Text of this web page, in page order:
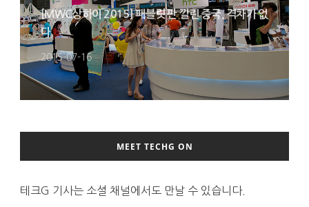
[MWC상하이 2015] 패블릿 판 깔린 중국, 격차가 없
다
2015-07-16
MEET TECHG ON
테크G 기사는 소셜 채널에서도 만날 수 있습니다.